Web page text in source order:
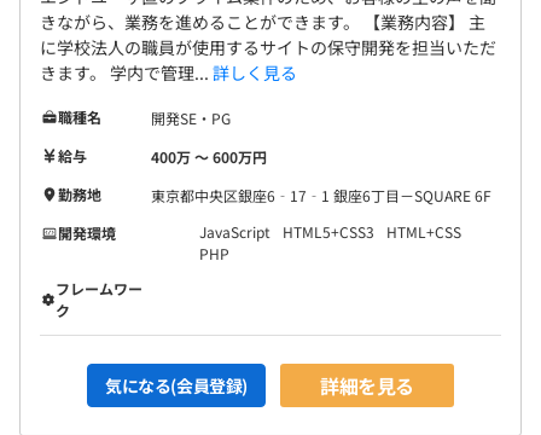
1プロジェクトの単位期間は、およそ3か月~1年以上で
きながら、業務を進めることができます。 【業務内容】 主
に学校法人の職員が使用するサイトの保守開発を担当いただ
きます。 学内で管理... 詳しく見る
職種名
開発SE・PG
給与
400万 〜 600万円
勤務地
東京都中央区銀座6‐17‐1 銀座6丁目－SQUARE 6F
開発環境
JavaScript HTML5+CSS3
HTML+CSS
PHP
フレームワー
ク
気になる(会員登録) 詳細を見る